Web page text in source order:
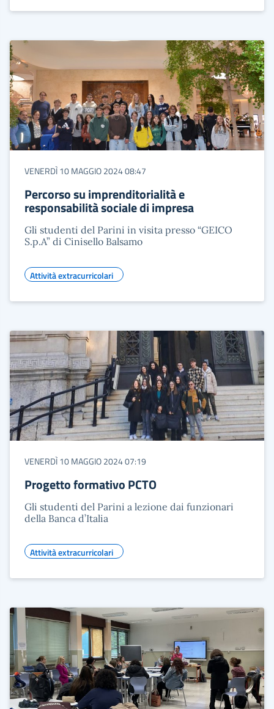
VENERDÌ 10 MAGGIO 2024 08:47
Percorso su imprenditorialità e
responsabilità sociale di impresa
Gli studenti del Parini in visita presso “GEICO
S.p.A” di Cinisello Balsamo
Attività extracurricolari
VENERDÌ 10 MAGGIO 2024 07:19
Progetto formativo PCTO
Gli studenti del Parini a lezione dai funzionari
della Banca d’Italia
Attività extracurricolari